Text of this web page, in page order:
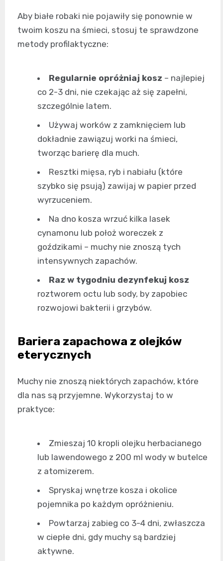
Aby białe robaki nie pojawiły się ponownie w
twoim koszu na śmieci, stosuj te sprawdzone
metody profilaktyczne:
Regularnie opróżniaj kosz – najlepiej
co 2-3 dni, nie czekając aż się zapełni,
szczególnie latem.
Używaj worków z zamknięciem lub
dokładnie zawiązuj worki na śmieci,
tworząc barierę dla much.
Resztki mięsa, ryb i nabiału (które
szybko się psują) zawijaj w papier przed
wyrzuceniem.
Na dno kosza wrzuć kilka lasek
cynamonu lub położ woreczek z
goździkami – muchy nie znoszą tych
intensywnych zapachów.
Raz w tygodniu dezynfekuj kosz
roztworem octu lub sody, by zapobiec
rozwojowi bakterii i grzybów.
Bariera zapachowa z olejków
eterycznych
Muchy nie znoszą niektórych zapachów, które
dla nas są przyjemne. Wykorzystaj to w
praktyce:
Zmieszaj 10 kropli olejku herbacianego
lub lawendowego z 200 ml wody w butelce
z atomizerem.
Spryskaj wnętrze kosza i okolice
pojemnika po każdym opróżnieniu.
Powtarzaj zabieg co 3-4 dni, zwłaszcza
w ciepłe dni, gdy muchy są bardziej
aktywne.